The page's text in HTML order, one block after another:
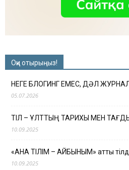
Оқи отырыңыз!
НЕГЕ БЛОГИНГ ЕМЕС, ДӘЛ
05.07.2026
ТІЛ – ҰЛТТЫҢ ТАРИХЫ МЕН
10.09.2025
«АНА ТІЛІМ – АЙБЫНЫМ» атты
10.09.2025